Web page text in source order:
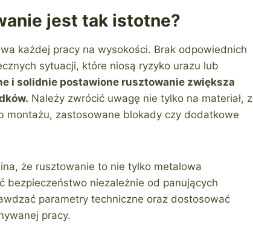
jest tak istotne?
każdej pracy na wysokości. Brak odpowiednich
sytuacji, które niosą ryzyko urazu lub
i solidnie postawione rusztowanie zwiększa
Należy zwrócić uwagę nie tylko na materiał, z
montażu, zastosowane blokady czy dodatkowe
że rusztowanie to nie tylko metalowa
bezpieczeństwo niezależnie od panujących
parametry techniczne oraz dostosować
pracy.